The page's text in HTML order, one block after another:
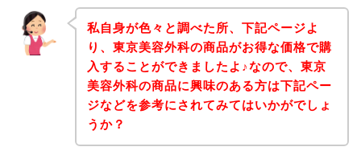
私自身が色々と調べた所、下記ページよ
り、東京美容外科の商品がお得な価格で購
入することができましたよ♪なので、東京
美容外科の商品に興味のある方は下記ペー
ジなどを参考にされてみてはいかがでしょ
うか？